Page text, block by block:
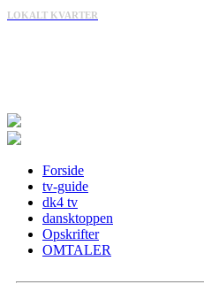
LOKALT KVARTER
Forside
tv-guide
dk4 tv
dansktoppen
Opskrifter
OMTALER